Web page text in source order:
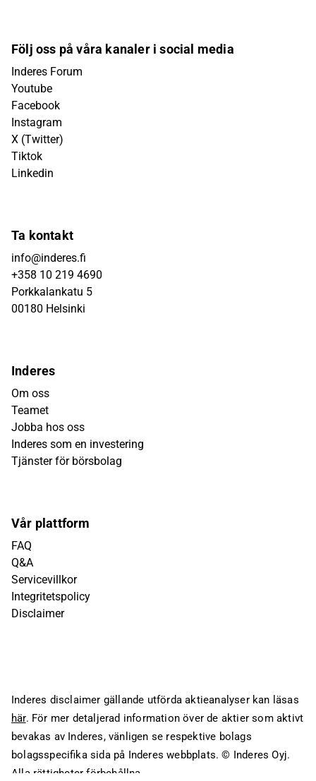
Följ oss på våra kanaler i social media
Inderes Forum
Youtube
Facebook
Instagram
X (Twitter)
Tiktok
Linkedin
Ta kontakt
info@inderes.fi
+358 10 219 4690
Porkkalankatu 5
00180 Helsinki
Inderes
Om oss
Teamet
Jobba hos oss
Inderes som en investering
Tjänster för börsbolag
Vår plattform
FAQ
Q&A
Servicevillkor
Integritetspolicy
Disclaimer
Inderes disclaimer gällande utförda aktieanalyser kan läsas
här. För mer detaljerad information över de aktier som aktivt
bevakas av Inderes, vänligen se respektive bolags
bolagsspecifika sida på Inderes webbplats. © Inderes Oyj.
Alla rättigheter förbehållna.